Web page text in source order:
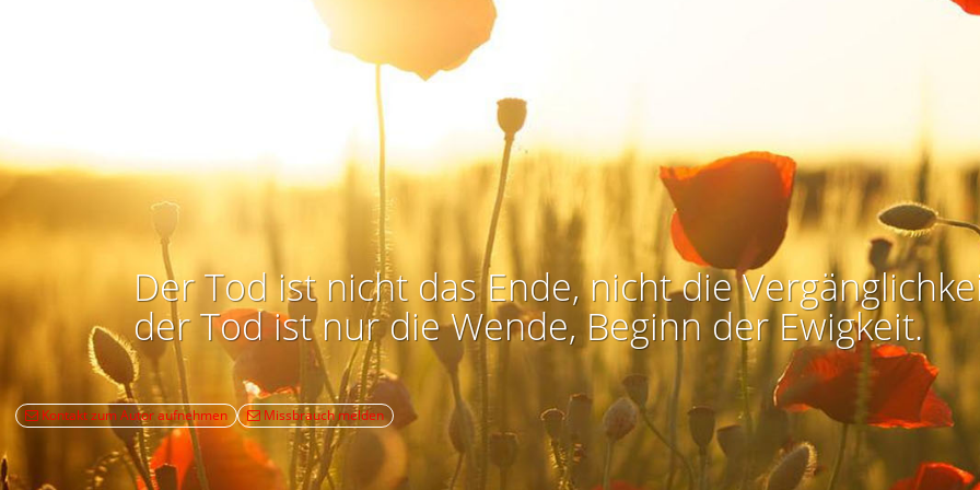
Der Tod ist nicht das Ende, nicht die
der Tod ist nur die Wende, Beginn der Ewigkeit.
Kontakt zum Autor aufnehmen Missbrauch melden